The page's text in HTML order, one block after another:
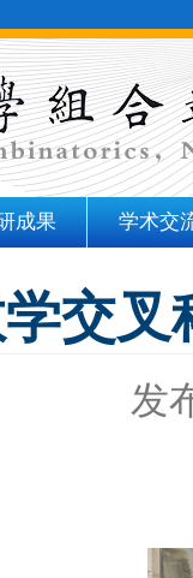
成果 学术交
交叉
发